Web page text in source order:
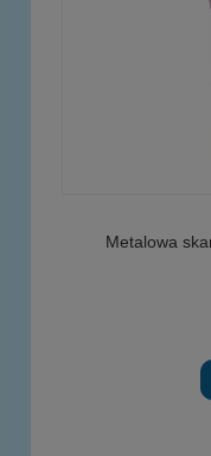
Metalowa